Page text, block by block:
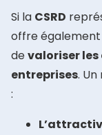
Si la CSRD
offre
devaloriser
entreprises.
: